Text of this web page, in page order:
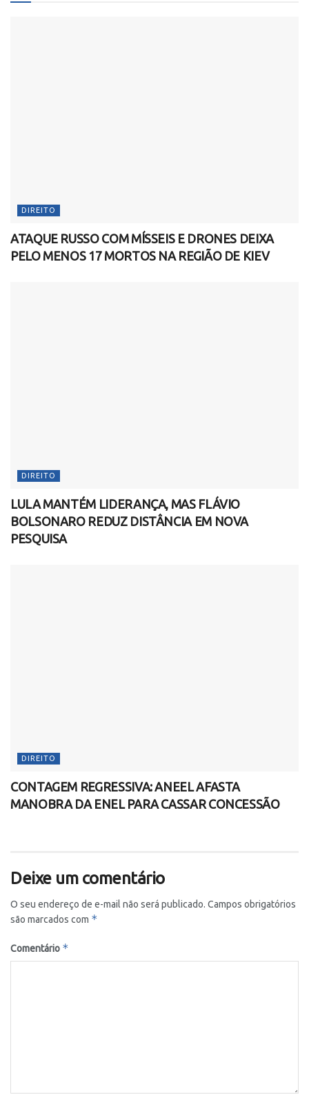
DIREITO
ATAQUE RUSSO COM MÍSSEIS E DRONES DEIXA
PELO MENOS 17 MORTOS NA REGIÃO DE KIEV
DIREITO
LULA MANTÉM LIDERANÇA, MAS FLÁVIO
BOLSONARO REDUZ DISTÂNCIA EM NOVA
PESQUISA
DIREITO
CONTAGEM REGRESSIVA: ANEEL AFASTA
MANOBRA DA ENEL PARA CASSAR CONCESSÃO
Deixe um comentário
O seu endereço de e-mail não será publicado. Campos obrigatórios
são marcados com *
Comentário *